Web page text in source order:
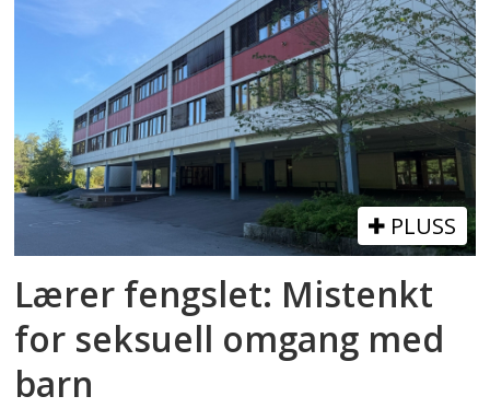
PLUSS
Lærer fengslet: Mistenkt
for seksuell omgang med
barn